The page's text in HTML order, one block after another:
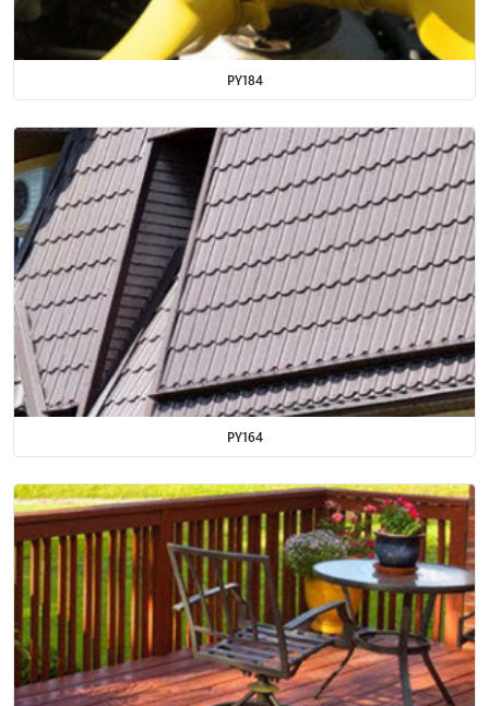
PY184
PY164